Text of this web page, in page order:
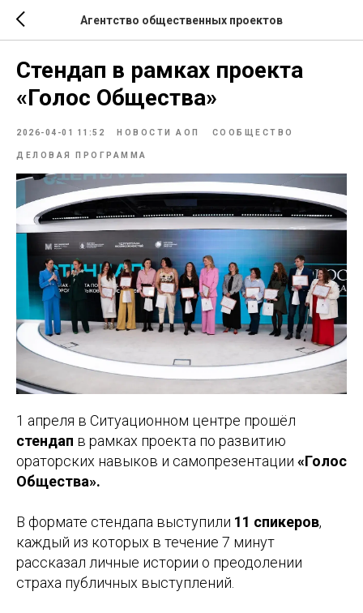
Агентство общественных проектов
Стендап в рамках проекта
«Голос Общества»
2026-04-01 11:52 НОВОСТИ АОП СООБЩЕСТВО
ДЕЛОВАЯ ПРОГРАММА
1 апреля в Ситуационном центре прошёл
стендап в рамках проекта по развитию
ораторских навыков и самопрезентации «Голос
Общества».
В формате стендапа выступили 11 спикеров,
каждый из которых в течение 7 минут
рассказал личные истории о преодолении
страха публичных выступлений.